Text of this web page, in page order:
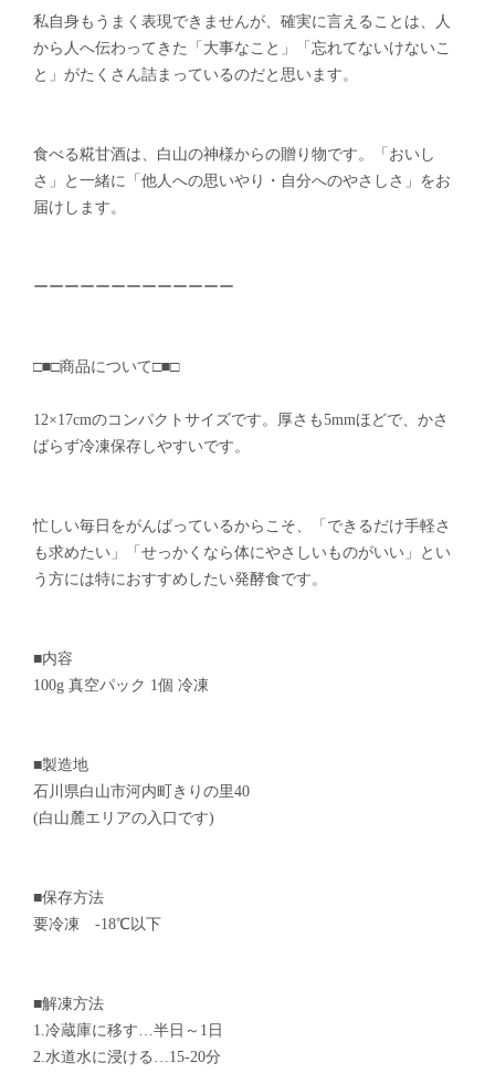
私自身もうまく表現できませんが、確実に言えることは、人
から人へ伝わってきた「大事なこと」「忘れてないけないこ
と」がたくさん詰まっているのだと思います。
食べる糀甘酒は、白山の神様からの贈り物です。「おいし
さ」と一緒に「他人への思いやり・自分へのやさしさ」をお
届けします。
ーーーーーーーーーーーーー
□■□商品について□■□
12×17cmのコンパクトサイズです。厚さも5mmほどで、かさ
ばらず冷凍保存しやすいです。
忙しい毎日をがんばっているからこそ、「できるだけ手軽さ
も求めたい」「せっかくなら体にやさしいものがいい」とい
う方には特におすすめしたい発酵食です。
■内容
100g 真空パック 1個 冷凍
■製造地
石川県白山市河内町きりの里40
(白山麓エリアの入口です)
■保存方法
要冷凍 -18℃以下
■解凍方法
1.冷蔵庫に移す…半日～1日
2.水道水に浸ける…15-20分